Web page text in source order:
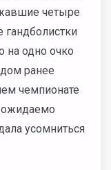
четыре
гандболистки
на одно очко
ранее
чемпионате
ожидаемо
усомниться